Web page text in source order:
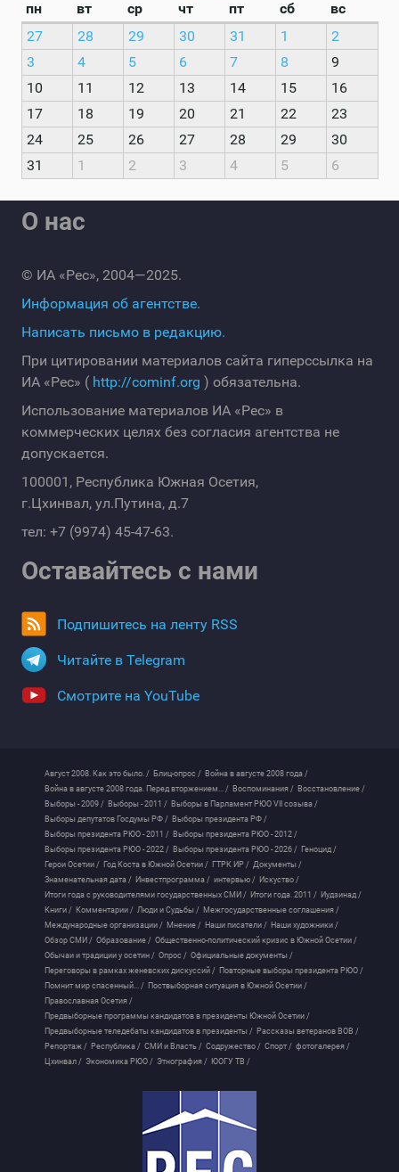
пн вт ср чт пт сб
вс
27
28 29 30 31 1
2
3
4 5 6 7 8
9
10
11 12 13 14 15
16
17
18 19 20 21 22
23
24
25 26 27 28 29
30
31
1 2 3 4 5 6
О нас
© ИА «Рес», 2004—2025.
Информация об агентстве.
Написать письмо в редакцию.
При цитировании материалов сайта гиперссылка на
ИА «Рес» ( http://cominf.org ) обязательна.
Использование материалов ИА «Рес» в
коммерческих целях без согласия агентства не
допускается.
100001, Республика Южная Осетия,
г.Цхинвал, ул.Путина, д.7
тел: +7 (9974) 45-47-63.
Оставайтесь с нами
Подпишитесь на ленту RSS
Читайте в Telegram
Смотрите на YouTube
Август 2008. Как это было. / Блиц-опрос / Война в августе 2008 года /
Война в августе 2008 года. Перед вторжением... / Воспоминания / Восстановление /
Выборы - 2009 / Выборы - 2011 / Выборы в Парламент РЮО VII созыва /
Выборы депутатов Госдумы РФ / Выборы президента РФ /
Выборы президента РЮО - 2011 / Выборы президента РЮО - 2012 /
Выборы президента РЮО - 2022 / Выборы президента РЮО - 2026 / Геноцид /
Герои Осетии / Год Коста в Южной Осетии / ГТРК ИР / Документы /
Знаменательная дата / Инвестпрограмма / интервью / Искуство /
Итоги года с руководителями государственных СМИ / Итоги года. 2011 / Иудзинад /
Книги / Комментарии / Люди и Судьбы / Межгосударственные соглашения /
Международные организации / Мнение / Наши писатели / Наши художники /
Обзор СМИ / Образование / Общественно-политический кризис в Южной Осетии /
Обычаи и традиции у осетин / Опрос / Официальные документы /
Переговоры в рамках женевских дискуссий / Повторные выборы президента РЮО /
Помнит мир спасенный... / Поствыборная ситуация в Южной Осетии /
Православная Осетия /
Предвыборные программы кандидатов в президенты Южной Осетии /
Предвыборные теледебаты кандидатов в президенты / Рассказы ветеранов ВОВ /
Репортаж / Республика / СМИ и Власть / Содружество / Спорт / фотогалерея /
Цхинвал / Экономика РЮО / Этнография / ЮОГУ ТВ /